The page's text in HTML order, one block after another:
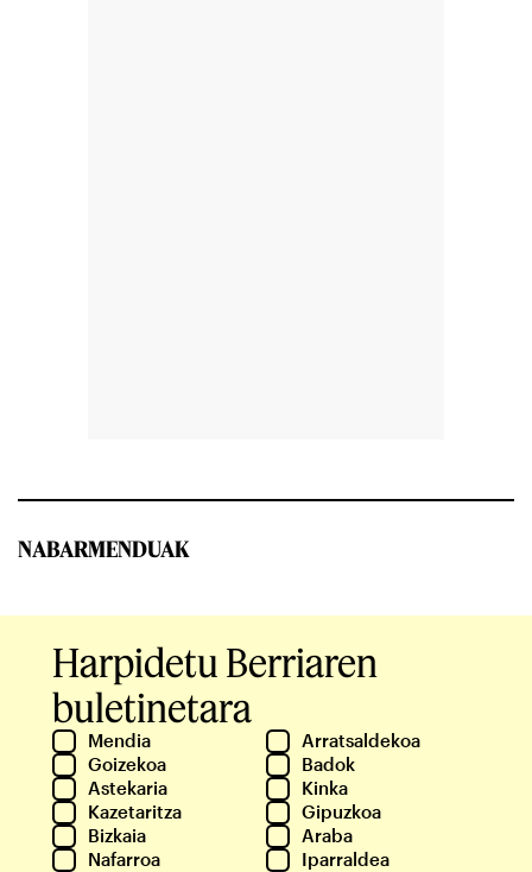
NABARMENDUAK
Harpidetu Berriaren
buletinetara
Mendia
Arratsaldekoa
Goizekoa
Badok
Astekaria
Kinka
Kazetaritza
Gipuzkoa
Bizkaia
Araba
Nafarroa
Iparraldea